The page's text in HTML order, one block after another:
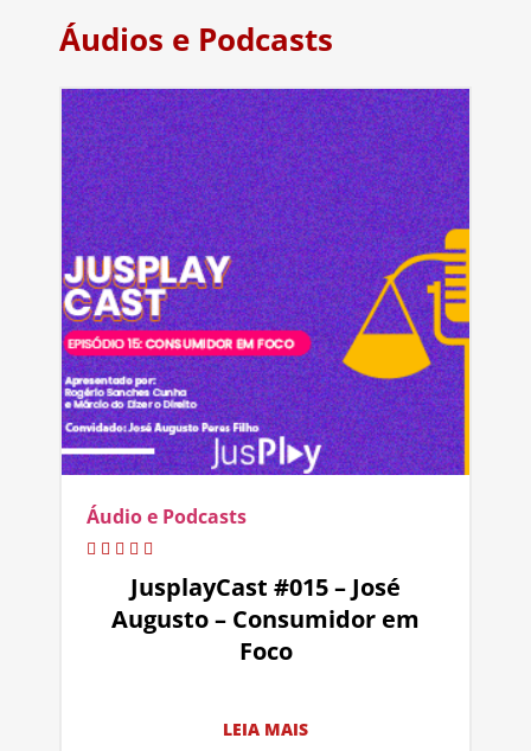
Áudios e Podcasts
Áudio e Podcasts
JusplayCast #015 – José
Augusto – Consumidor em
Foco
LEIA MAIS